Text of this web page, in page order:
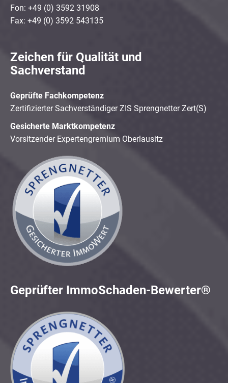
Fon: +49 (0) 3592 31908
Fax: +49 (0) 3592 543135
Zeichen für Qualität und
Sachverstand
Geprüfte Fachkompetenz
Zertifizierter Sachverständiger ZIS Sprengnetter Zert(S)
Gesicherte Marktkompetenz
Vorsitzender Expertengremium Oberlausitz
Geprüfter ImmoSchaden-Bewerter®